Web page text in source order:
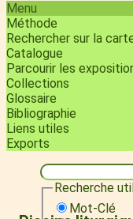
Menu
Méthode
Rechercher sur la
Catalogue
Parcourir les
Collections
Glossaire
Bibliographie
Liens utiles
Exports
Recherche
Mot-Clé